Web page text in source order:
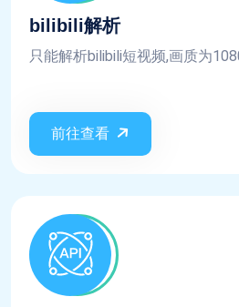
bilibili解析
只能解析bilibili短视频,画质为
前往查看